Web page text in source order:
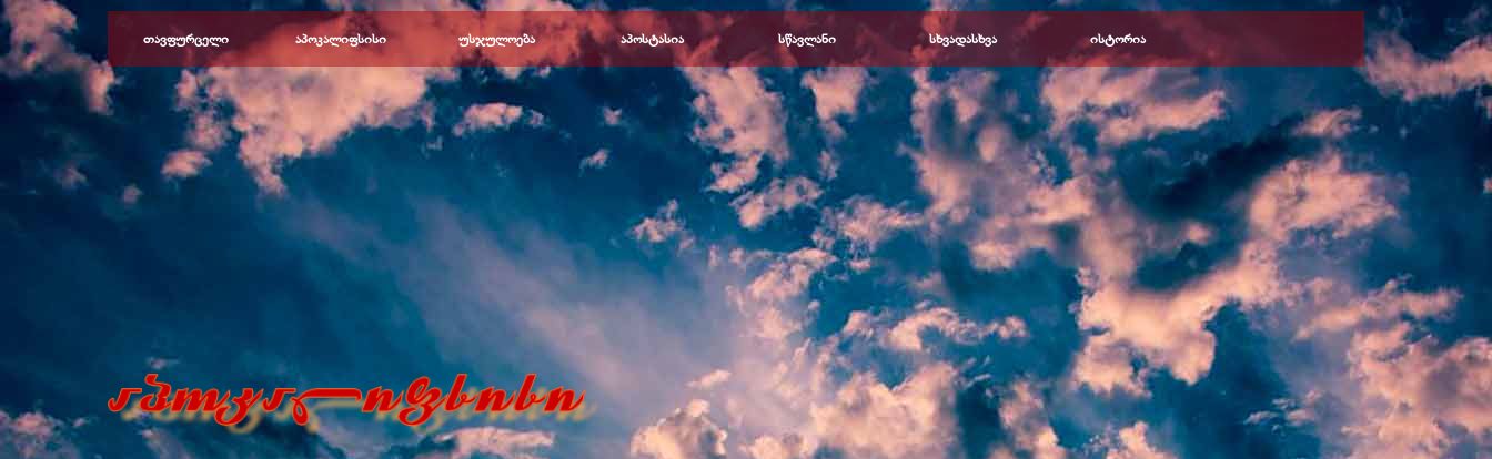
Перейти к контенту
Пропустить меню
თავფურცელი აპოკალიფსისი ▼
უსჯულოება ▼
აპოსტასია ▼
სწავლანი ▼
სხვადასხვა ▼
ისტორია